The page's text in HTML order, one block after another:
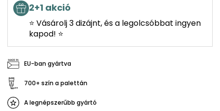
2+1 akció
⭐ Vásárolj 3 dizájnt, és a legolcsóbbat ingyen
kapod! ⭐
EU-ban gyártva
700+ szín a palettán
A legnépszerűbb gyártó